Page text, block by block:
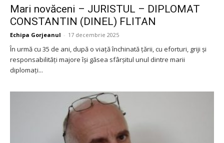
Mari novăceni – JURISTUL – DIPLOMAT
CONSTANTIN (DINEL) FLITAN
Echipa Gorjeanul - 17 decembrie 2025
În urmă cu 35 de ani, după o viață închinată țării, cu eforturi, griji și
responsabilități majore își găsea sfârșitul unul dintre marii
diplomați...